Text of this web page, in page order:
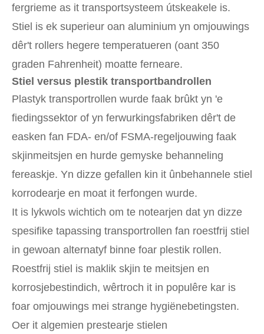
fergrieme as it transportsysteem útskeakele is.
Stiel is ek superieur oan aluminium yn omjouwings
dêr't rollers hegere temperatueren (oant 350
graden Fahrenheit) moatte ferneare.
Stiel versus plestik transportbandrollen
Plastyk transportrollen wurde faak brûkt yn 'e
fiedingssektor of yn ferwurkingsfabriken dêr't de
easken fan FDA- en/of FSMA-regeljouwing faak
skjinmeitsjen en hurde gemyske behanneling
fereaskje. Yn dizze gefallen kin it ûnbehannele stiel
korrodearje en moat it ferfongen wurde.
It is lykwols wichtich om te notearjen dat yn dizze
spesifike tapassing transportrollen fan roestfrij stiel
in gewoan alternatyf binne foar plestik rollen.
Roestfrij stiel is maklik skjin te meitsjen en
korrosjebestindich, wêrtroch it in populêre kar is
foar omjouwings mei strange hygiënebetingsten.
Oer it algemien prestearje stielen